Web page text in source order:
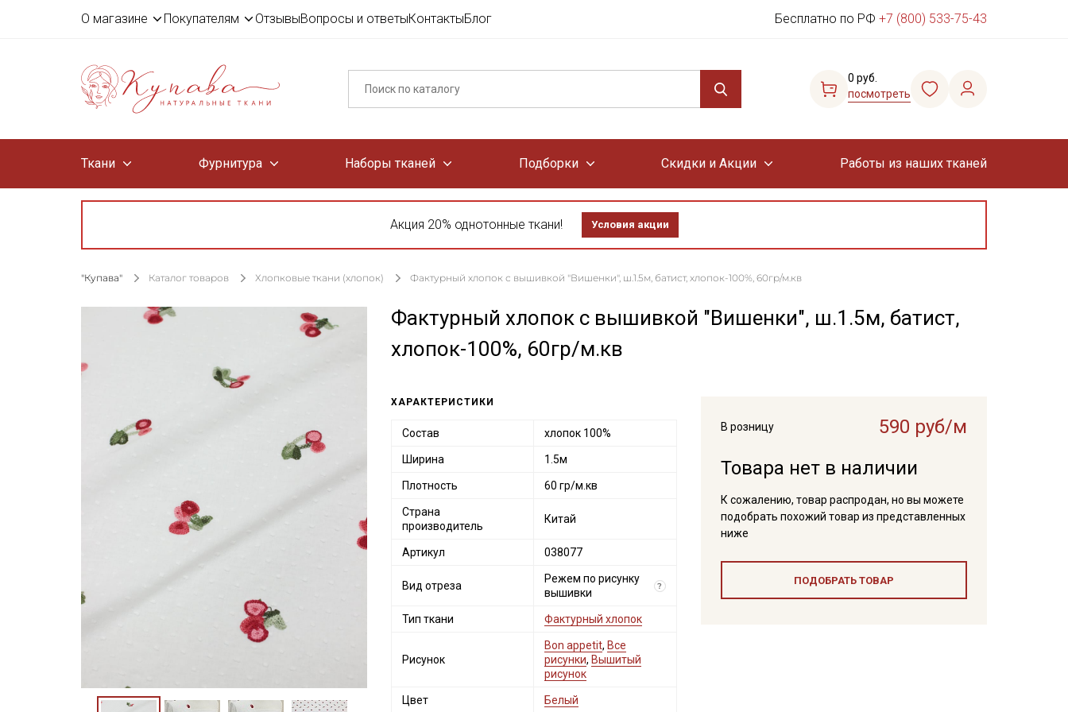
О магазине Покупателям ОтзывыВопросы и ответыКонтактыБлог Бесплатно по РФ +7 (800) 533-75-43
0 руб.
посмотреть
Ткани Фурнитура Наборы тканей Подборки Скидки и Акции Работы из наших тканей
Акция 20% однотонные ткани! Условия акции
"Купава" Каталог товаров Хлопковые ткани (хлопок) Фактурный хлопок с вышивкой "Вишенки", ш.1.5м, батист, хлопок-100%, 60гр/м.кв
Фактурный хлопок с вышивкой "Вишенки", ш.1.5м, батист,
хлопок-100%, 60гр/м.кв
В розницу
590 руб/м
Товара нет в наличии
К сожалению, товар распродан, но вы можете
подобрать похожий товар из представленных
ниже
ПОДОБРАТЬ ТОВАР
ХАРАКТЕРИСТИКИ
Состав хлопок 100%
Ширина 1.5м
Плотность 60 гр/м.кв
Страна
производитель
Китай
Артикул 038077
Вид отреза
Режем по рисунку
вышивки
?
Тип ткани Фактурный хлопок
Рисунок
Bon appetit, Все
рисунки, Вышитый
рисунок
Цвет Белый